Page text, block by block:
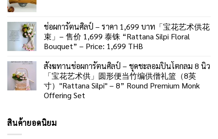
ช่อผการัตนศิลป์ – ราคา 1,699 บาท「宝花艺术供花
束」– 售价 1,699 泰铢 “Rattana Silpi Floral
Bouquet” – Price: 1,699 THB
สังฆทานช่อผการัตนศิลป์ – ชุดชะลอมปิ่นโตกลม 8 นิ้ว
「宝花艺术供」圆形便当竹编供僧礼篮（8英
寸）"Rattana Silpi" – 8” Round Premium Monk
Offering Set
สินค้ายอดนิยม